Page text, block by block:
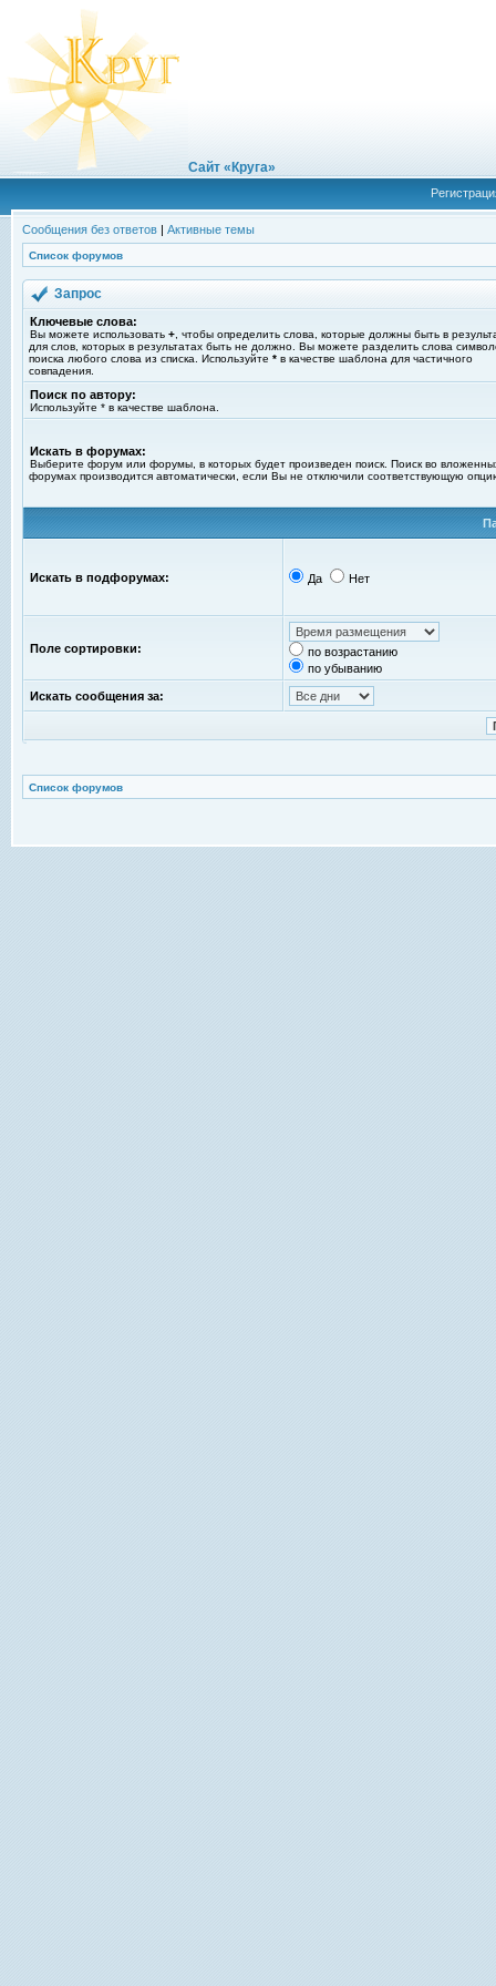
Сайт «Круга»
Сообщения без ответов | Активные темы
Список форумов
Запрос
Ключевые слова:
Вы можете использовать + , чтобы определить слова, которые должны быть в
для слов, которых в результатах быть не должно. Вы можете разделить слова
поиска любого слова из списка. Используйте * в качестве шаблона для частичного
совпадения.
Поиск по автору:
Используйте * в качестве шаблона.
Искать в форумах:
Выберите форум или форумы, в которых будет произведен поиск. Поиск во
форумах производится автоматически, если Вы не отключили соответствующую
Искать в подфорумах: Да Нет
Поле сортировки:
по возрастанию
по убыванию
Искать сообщения за:
Список форумов